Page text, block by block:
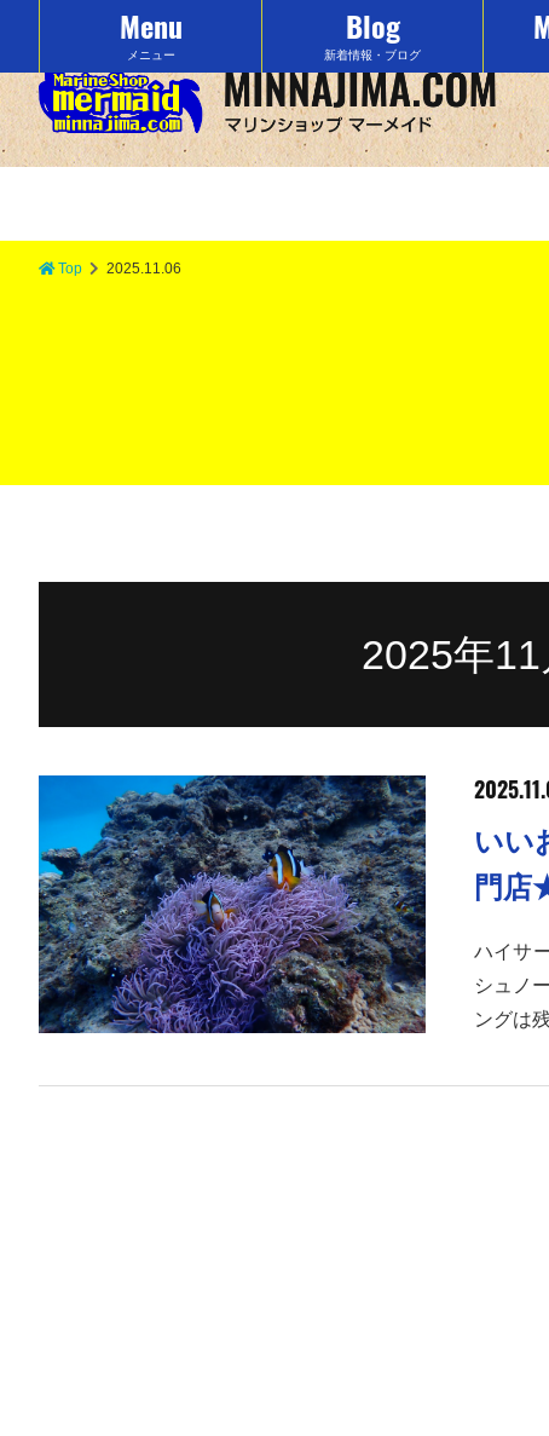
沖縄の水納島でマリンスポーツをするなら「マーメイド」で決まり！
Menu
メニュー
Blog
新着情報・ブログ
Top 2025.11.06
2025年
いい
門
ハイサ
シュノ
ングは